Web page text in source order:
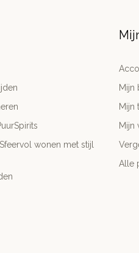
wonen met stijl
Mijn
Mijn
Mijn
Alle